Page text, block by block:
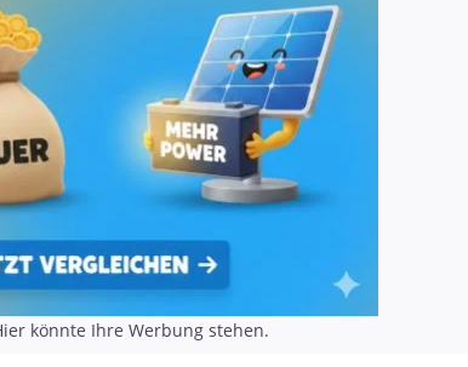
könnte Ihre Werbung stehen.